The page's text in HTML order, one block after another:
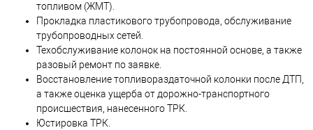
топливом (ЖМТ).
Прокладка пластикового трубопровода, обслуживание
трубопроводных сетей.
Техобслуживание колонок на постоянной основе, а также
разовый ремонт по заявке.
Восстановление топливораздаточной колонки после ДТП,
а также оценка ущерба от дорожно-транспортного
происшествия, нанесенного ТРК.
Юстировка ТРК.